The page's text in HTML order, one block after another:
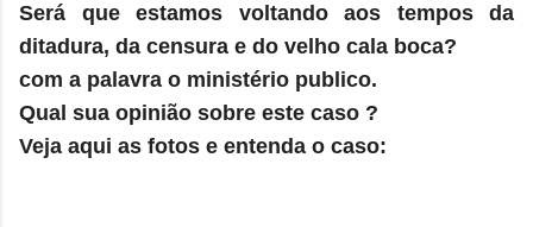
Será que estamos voltando aos tempos da
ditadura, da censura e do velho cala boca?
com a palavra o ministério publico.
Qual sua opinião sobre este caso ?
Veja aqui as fotos e entenda o caso: